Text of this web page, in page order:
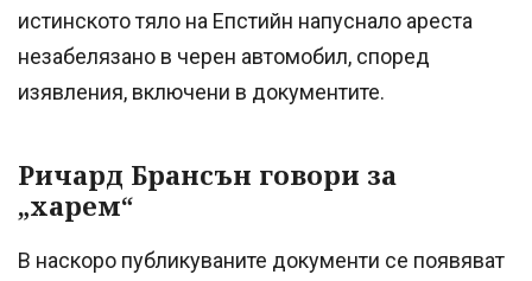
истинското тяло на Епстийн напуснало ареста
незабелязано в черен автомобил, според
изявления, включени в документите.
Ричард Брансън говори за
„харем“
В наскоро публикуваните документи се появяват